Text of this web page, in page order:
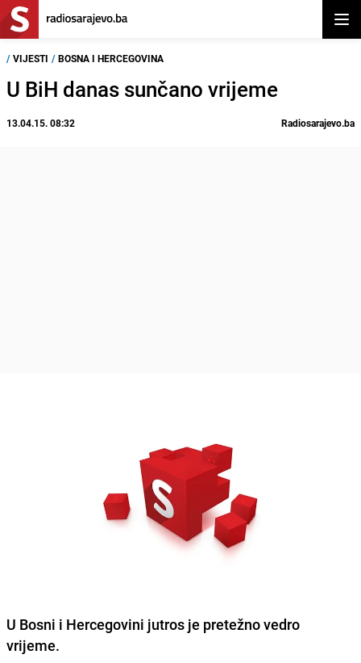
/ VIJESTI / BOSNA I HERCEGOVINA
U BiH danas sunčano vrijeme
13.04.15. 08:32 Radiosarajevo.ba
U Bosni i Hercegovini jutros je pretežno vedro
vrijeme.